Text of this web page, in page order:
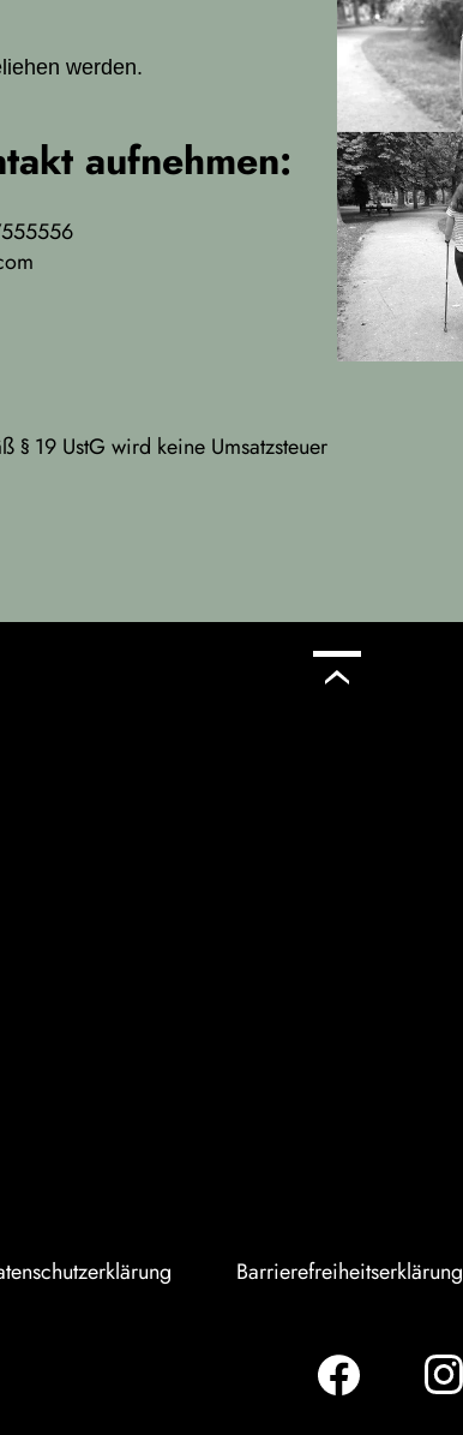
werden.
aufnehmen:
§ 19 UstG wird keine Umsatzsteuer
Barrierefreiheitserklärung